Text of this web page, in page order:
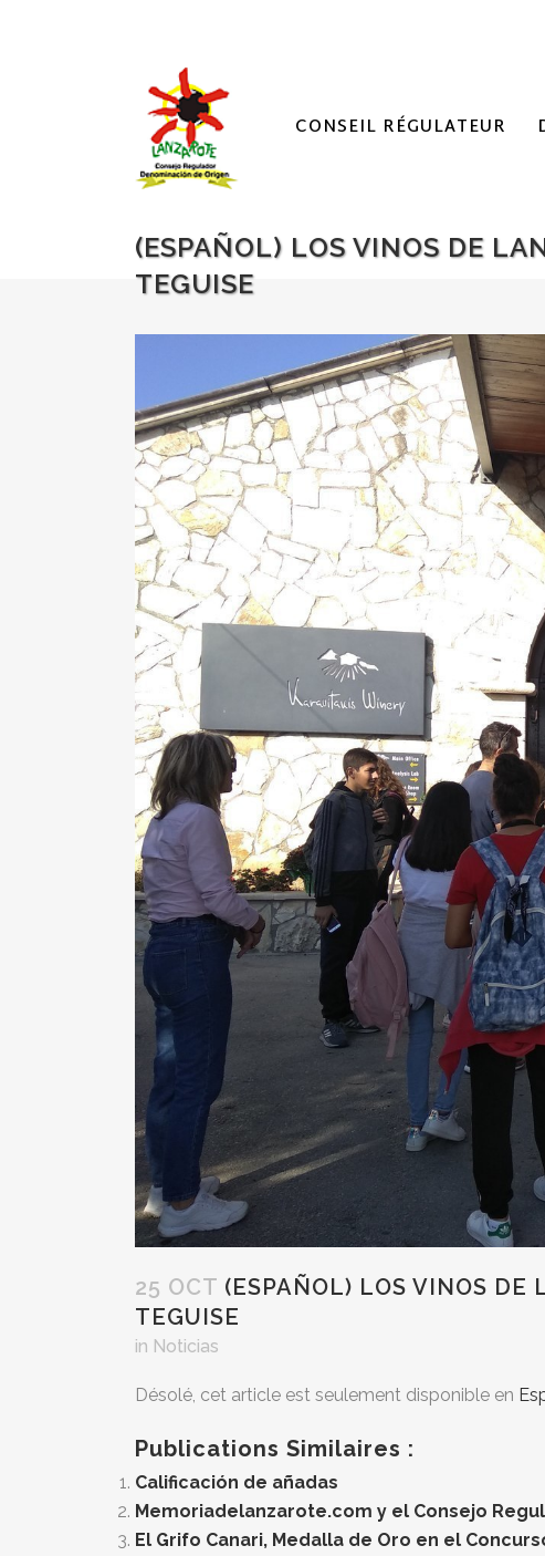
CONSEIL RÉGULATEUR
(ESPAÑOL) LOS VINOS DE
TEGUISE
25 OCT (ESPAÑOL) LOS VINOS DE
TEGUISE
in Noticias
Désolé, cet article est seulement disponible en
Publications Similaires :
Calificación de añadas
Memoriadelanzarote.com y el Consejo
El Grifo Canari, Medalla de Oro en el